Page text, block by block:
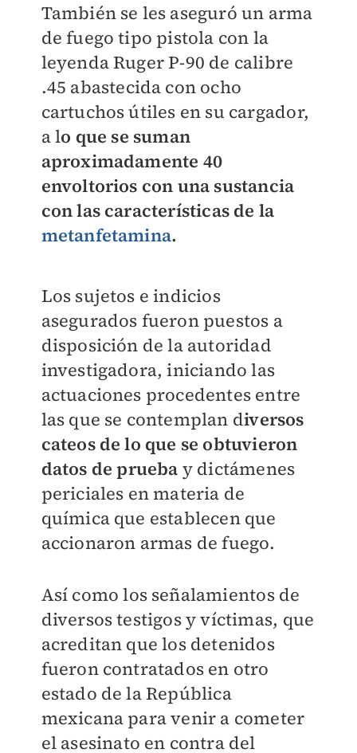
También se les aseguró un arma
de fuego tipo pistola con la
leyenda Ruger P-90 de calibre
.45 abastecida con ocho
cartuchos útiles en su cargador,
a lo que se suman
aproximadamente 40
envoltorios con una sustancia
con las características de la
metanfetamina.
Los sujetos e indicios
asegurados fueron puestos a
disposición de la autoridad
investigadora, iniciando las
actuaciones procedentes entre
las que se contemplan diversos
cateos de lo que se obtuvieron
datos de prueba y dictámenes
periciales en materia de
química que establecen que
accionaron armas de fuego.
Así como los señalamientos de
diversos testigos y víctimas, que
acreditan que los detenidos
fueron contratados en otro
estado de la República
mexicana para venir a cometer
el asesinato en contra del